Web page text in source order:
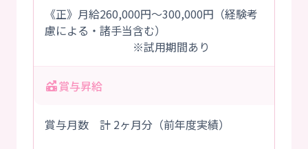
《正》月給260,000円～300,000円（経験考
慮による・諸手当含む）
※試用期間あり
賞与昇給
賞与月数 計 2ヶ月分（前年度実績）